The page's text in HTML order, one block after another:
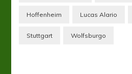
Hoffenheim Lucas Alario
Stuttgart Wolfsburgo